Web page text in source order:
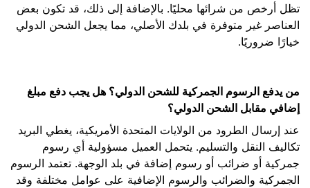
تظل أرخص من شرائها محليًا. بالإضافة إلى ذلك، قد تكون بعض
العناصر غير متوفرة في بلدك الأصلي، مما يجعل الشحن الدولي
خيارًا ضروريًا.
من يدفع الرسوم الجمركية للشحن الدولي؟ هل يجب دفع مبلغ
إضافي مقابل الشحن الدولي؟
عند إرسال الطرود من الولايات المتحدة الأمريكية، يغطي البريد
تكاليف النقل والتسليم. يتحمل العميل مسؤولية أي رسوم
جمركية أو ضرائب أو رسوم إضافة في بلد الوجهة. تعتمد الرسوم
الجمركية والضرائب والرسوم الإضافية على عوامل مختلفة وقد